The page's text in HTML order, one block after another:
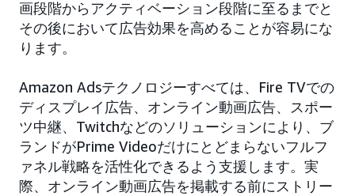
画段階からアクティベーション段階に至るまでと
その後において広告効果を高めることが容易にな
ります。
Amazon Adsテクノロジーすべては、Fire TVでの
ディスプレイ広告、オンライン動画広告、スポー
ツ中継、Twitchなどのソリューションにより、ブ
ランドがPrime Videoだけにとどまらないフルフ
ァネル戦略を活性化できるよう支援します。実
際、オンライン動画広告を掲載する前にストリー